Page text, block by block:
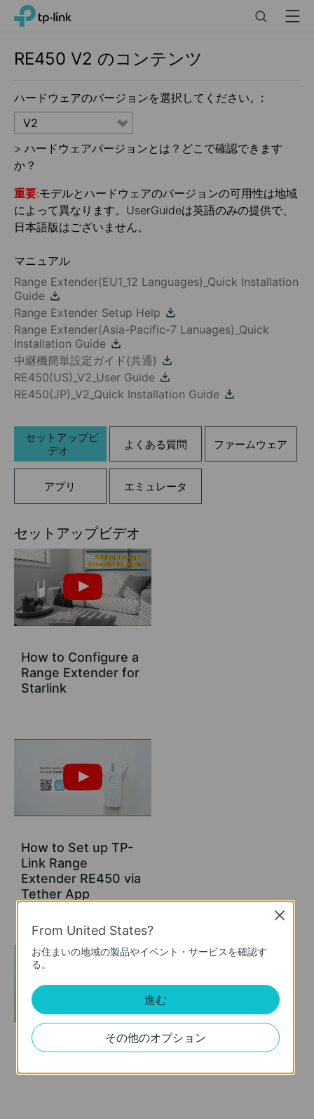
ClickTP-Link, Reliably Smart Menu
RE450 V2 のコンテンツ
ハードウェアのバージョンを選択してください。:
V2
> ハードウェアバージョンとは？どこで確認できます
か？
重要:モデルとハードウェアのバージョンの可用性は地域
によって異なります。UserGuideは英語のみの提供で、
日本語版はございません。
マニュアル
Range Extender(EU1_12 Languages)_Quick Installation
Guide
Range Extender Setup Help
Range Extender(Asia-Pacific-7 Lanuages)_Quick
Installation Guide
中継機簡単設定ガイド(共通)
RE450(US)_V2_User Guide
RE450(JP)_V2_Quick Installation Guide
セットアップビ
デオ
よくある質問 ファームウェア
アプリ エミュレータ
セットアップビデオ
How to Configure a
Range Extender for
Starlink
How to Set up TP-
Link Range
Extender RE450 via
Tether App
TP-Link 中継器の設
定方法
From United States?
お住まいの地域の製品やイベント・サービスを確認す
る。
進む
その他のオプション
Close